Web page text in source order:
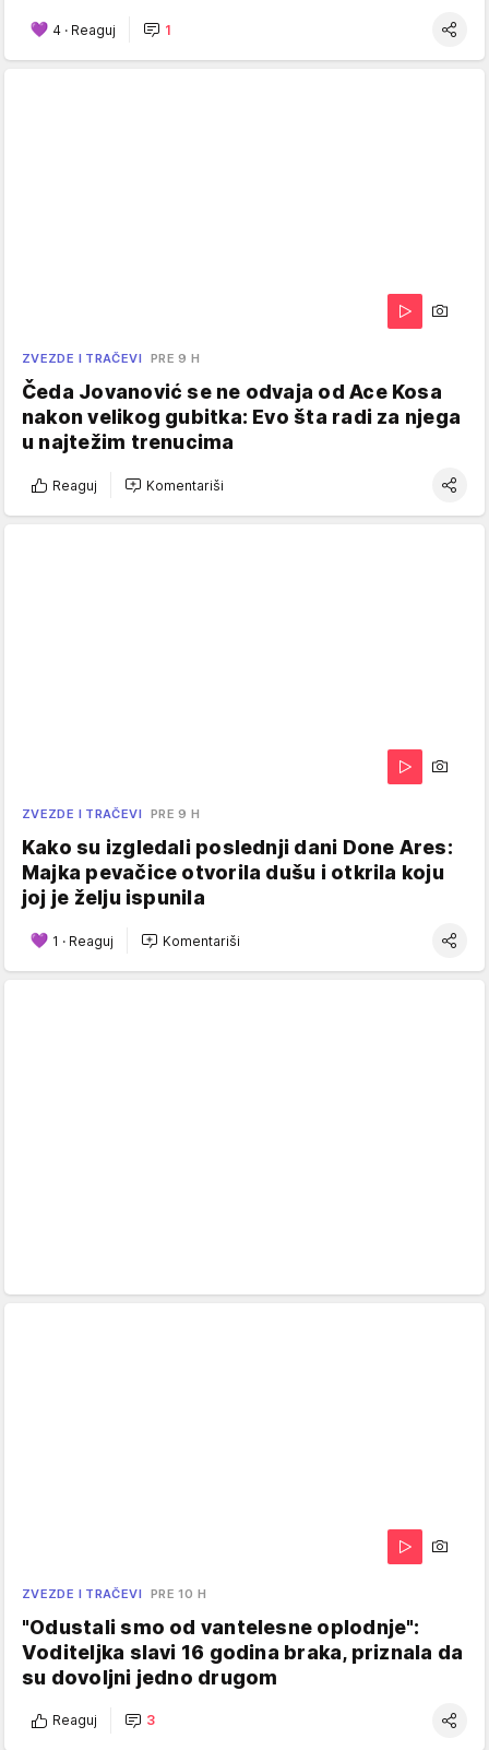
4 · Reaguj 1
ZVEZDE I TRAČEVI PRE 9 H
Čeda Jovanović se ne odvaja od Ace Kosa
nakon velikog gubitka: Evo šta radi za njega
u najtežim trenucima
Reaguj Komentariši
ZVEZDE I TRAČEVI PRE 9 H
Kako su izgledali poslednji dani Done Ares:
Majka pevačice otvorila dušu i otkrila koju
joj je želju ispunila
1 · Reaguj Komentariši
ZVEZDE I TRAČEVI PRE 10 H
"Odustali smo od vantelesne oplodnje":
Voditeljka slavi 16 godina braka, priznala da
su dovoljni jedno drugom
Reaguj 3